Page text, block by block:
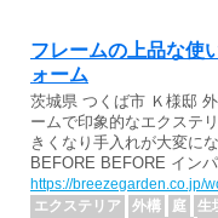
フレームの上品な使
ォーム
茨城県 つくば市 Ｋ様邸
ームで印象的なエクステ
きくなり手入れが大変に
BEFORE BEFORE イン
https://breezegarden.co.jp/
エクステリア
外構 庭 生